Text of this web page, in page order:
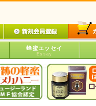
蜂蜜エッセイ
Essay